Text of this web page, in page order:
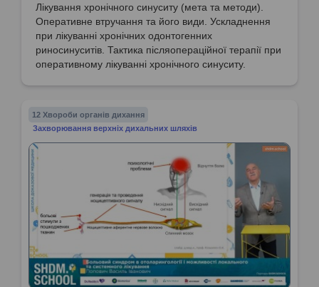
Лікування хронічного синуситу (мета та методи).
Оперативне втручання та його види. Ускладнення
при лікуванні хронічних одонтогенних
риносинуситів. Тактика післяопераційної терапії при
оперативному лікуванні хронічного синуситу.
12 Хвороби органів дихання
Захворювання верхніх дихальних шляхів